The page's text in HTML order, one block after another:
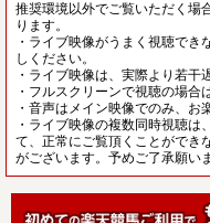
推奨環境以外でご覧いただく場
ります。
・ライブ映像がうまく視聴で
しください。
・ライブ映像は、実際より若干
・フルスクリーンで視聴の場合
・音声はメイン映像でのみ、お
・ライブ映像の複数同時視聴
て、正常にご覧頂くことができ
がございます。予めご了承願い